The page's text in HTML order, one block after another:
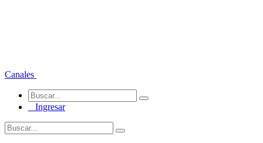
Canales
Ingresar